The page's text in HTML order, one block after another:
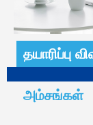
தயாரிப்பு
அம்சங்கள்